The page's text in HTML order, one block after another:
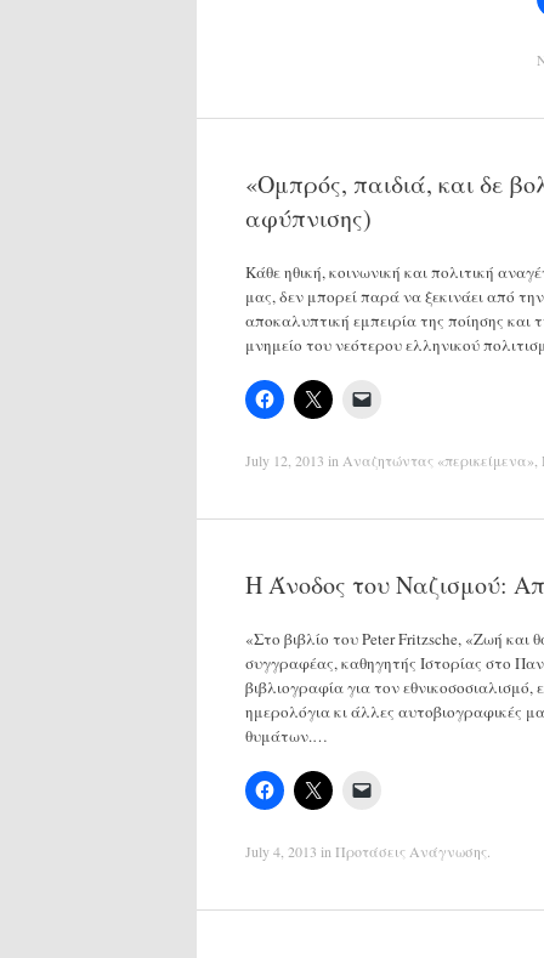
«Ομπρός, παιδιά, και δε
αφύπνισης)
Κάθε ηθική, κοινωνική και πολιτική
μας, δεν μπορεί παρά να ξεκινάει από
αποκαλυπτική εμπειρία της ποίησης και
μνημείο του νεότερου ελληνικού
July 12, 2013 in Αναζητώντας «περικείμενα»
Η Άνοδος του Ναζισμού:
«Στο βιβλίο του Peter Fritzsche, «Ζωή
συγγραφέας, καθηγητής Ιστορίας στο
βιβλιογραφία για τον
ημερολόγια κι άλλες αυτοβιογραφικές
θυμάτων.…
July 4, 2013 in Προτάσεις Ανάγνωσης